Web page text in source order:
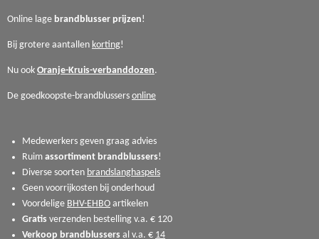
Online lage brandblusser prijzen!
Bij grotere aantallen korting!
Nu ook Oranje-Kruis-verbanddozen.
De goedkoopste-brandblussers online
Medewerkers geven graag advies
Ruim assortiment brandblussers!
Diverse soorten brandslanghaspels
Geen voorrijkosten bij onderhoud
Voordelige BHV-EHBO artikelen
Gratis verzenden bestelling v.a. € 120
Verkoop brandblussers al v.a. € 14